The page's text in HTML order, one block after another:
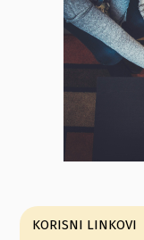
KORISNI LINKOVI